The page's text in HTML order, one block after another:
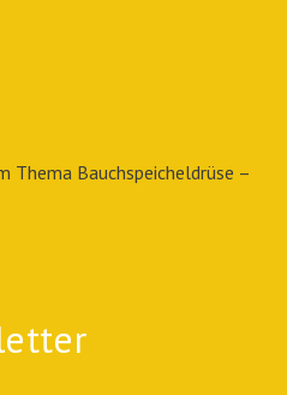
Thema Bauchspeicheldrüse –